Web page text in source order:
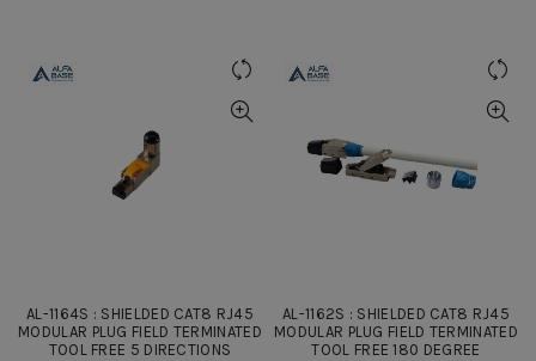
AL-1164S : SHIELDED CAT8 RJ45
MODULAR PLUG FIELD TERMINATED
TOOL FREE 5 DIRECTIONS
AL-1162S : SHIELDED CAT8 RJ45
MODULAR PLUG FIELD TERMINATED
TOOL FREE 180 DEGREE